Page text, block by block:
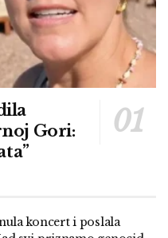
Gori:
koncert i poslala